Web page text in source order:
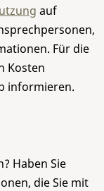
auf
Für die
Kosten
informieren.
Haben Sie
die Sie mit